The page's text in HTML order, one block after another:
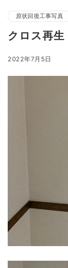
原状回復工事写真
クロス再生
2022年7月5日